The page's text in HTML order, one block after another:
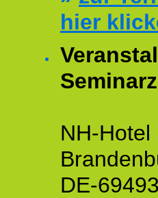
hier
NH-Hotel
DE-